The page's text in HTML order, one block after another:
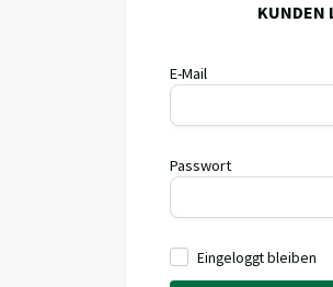
KUNDEN
E-Mail
Passwort
Eingeloggt bleiben